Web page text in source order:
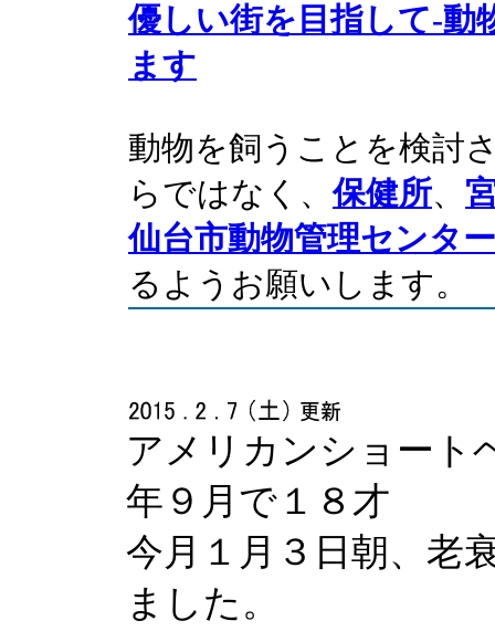
優しい街を目指して-動
ます
動物を飼うことを検討
らではなく、保健所、
仙台市動物管理センター
るようお願いします。
アメリカンショート
年９月で１８才
今月１月３日朝、老
ました。